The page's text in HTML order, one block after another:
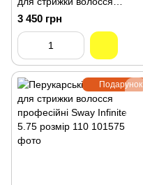
професійні Sway Infinite 6
розмір 110 10960
3 450 грн
Подарунок